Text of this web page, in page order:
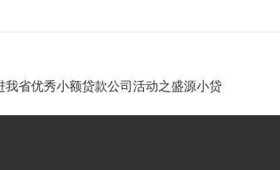
省优秀小额贷款公司活动之盛源小贷